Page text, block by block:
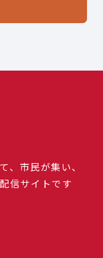
、市民が集い、
信サイトです